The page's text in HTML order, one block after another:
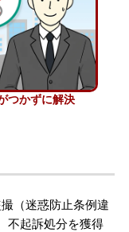
つかずに解決
（迷惑防止条例違
不起訴処分を獲得